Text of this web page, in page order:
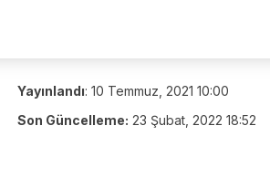
Yayınlandı: 10 Temmuz, 2021 10:00
Son Güncelleme: 23 Şubat, 2022 18:52